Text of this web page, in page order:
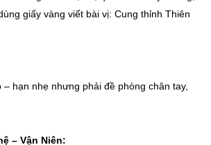
giấy vàng viết bài vị: Cung thỉnh Thiên
– hạn nhẹ nhưng phải đề phòng chân tay,
– Vận Niên: